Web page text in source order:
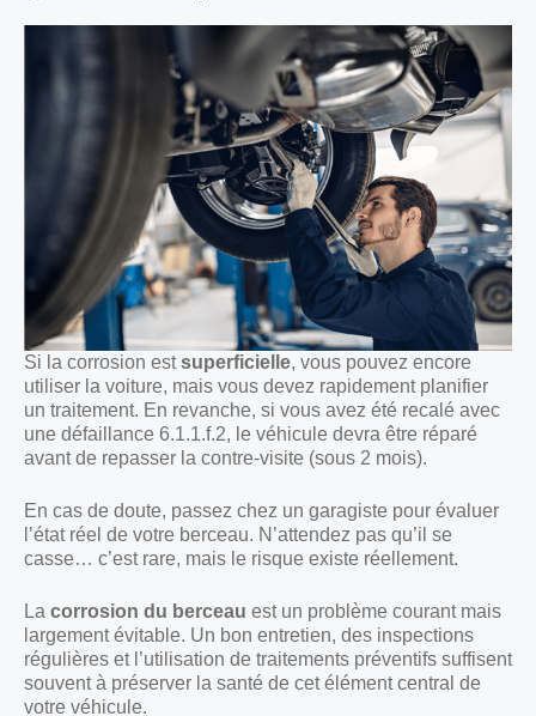
Si la corrosion estsuperficielle, vous pouvez encore
utiliser la voiture, mais vous devez rapidement planifier
un traitement. En revanche, si vous avez été recalé avec
une défaillance 6.1.1.f.2, le véhicule devra être réparé
avant de repasser la contre-visite (sous 2 mois).
En cas de doute, passez chez un garagiste pour évaluer
l’état réel de votre berceau. N’attendez pas qu’il se
casse… c’est rare, mais le risque existe réellement.
La corrosion du berceau est un problème courant mais
largement évitable. Un bon entretien, des inspections
régulières et l’utilisation de traitements préventifs suffisent
souvent à préserver la santé de cet élément central de
votre véhicule.